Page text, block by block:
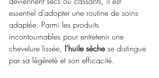
essentiel d’adopter une routine de soins
adaptée. Parmi les produits
incontournables pour entretenir une
chevelure lissée, l’huile sèche se distingue
par sa légèreté et son efficacité.